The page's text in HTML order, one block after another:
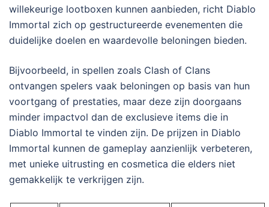
willekeurige lootboxen kunnen aanbieden, richt Diablo
Immortal zich op gestructureerde evenementen die
duidelijke doelen en waardevolle beloningen bieden.
Bijvoorbeeld, in spellen zoals Clash of Clans
ontvangen spelers vaak beloningen op basis van hun
voortgang of prestaties, maar deze zijn doorgaans
minder impactvol dan de exclusieve items die in
Diablo Immortal te vinden zijn. De prijzen in Diablo
Immortal kunnen de gameplay aanzienlijk verbeteren,
met unieke uitrusting en cosmetica die elders niet
gemakkelijk te verkrijgen zijn.